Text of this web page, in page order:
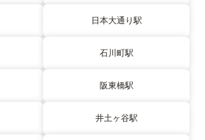
日本大通り駅
石川町駅
阪東橋駅
井土ヶ谷駅